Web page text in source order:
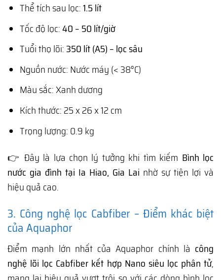
Thể tích sau lọc:1.5 lít
Tốc độ lọc:40 – 50 lít/giờ
Tuổi thọ lõi:350 lít (A5) – lọc sâu
Nguồn nước: Nước máy (< 38°C)
Màu sắc: Xanh dương
Kích thước: 25 x 26 x 12 cm
Trọng lượng: 0.9 kg
👉 Đây là lựa chọn lý tưởng khi tìm kiếm Bình lọc
nước gia đình tại Ia Hiao, Gia Lai nhờ sự tiện lợi và
hiệu quả cao.
3. Công nghệ lọc Cabfiber – Điểm khác biệt
của Aquaphor
Điểm mạnh lớn nhất của Aquaphor chính là công
nghệ lõi lọc Cabfiber kết hợp Nano siêu lọc phân tử,